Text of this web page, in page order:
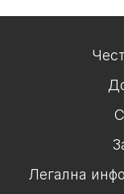
Легална